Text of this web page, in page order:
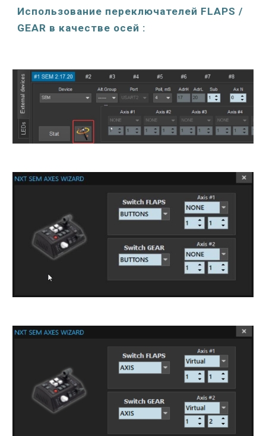
Использование переключателей FLAPS /
GEAR в качестве осей :